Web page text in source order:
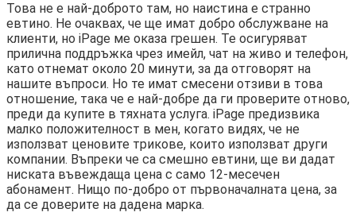
Това не е най-доброто там, но наистина е странно
евтино. Не очаквах, че ще имат добро обслужване на
клиенти, но iPage ме оказа грешен. Те осигуряват
прилична поддръжка чрез имейл, чат на живо и телефон,
като отнемат около 20 минути, за да отговорят на
нашите въпроси. Но те имат смесени отзиви в това
отношение, така че е най-добре да ги проверите отново,
преди да купите в тяхната услуга. iPage предизвика
малко положителност в мен, когато видях, че не
използват ценовите трикове, които използват други
компании. Въпреки че са смешно евтини, ще ви дадат
ниската въвеждаща цена с само 12-месечен
абонамент. Нищо по-добро от първоначалната цена, за
да се доверите на дадена марка.